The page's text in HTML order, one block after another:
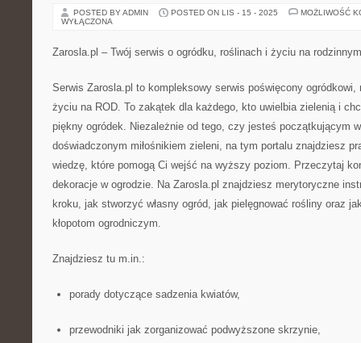
POSTED BY ADMIN POSTED ON LIS - 15 - 2025
MOŻLIWOŚĆ
WYŁĄCZONA
Zarosla.pl – Twój serwis o ogródku, roślinach i życiu na
Serwis Zarosla.pl to kompleksowy serwis poświęcony ogródkowi,
życiu na ROD. To zakątek dla każdego, kto uwielbia zielenią i
piękny ogródek. Niezależnie od tego, czy jesteś początkującym
doświadczonym miłośnikiem zieleni, na tym portalu znajdziesz
wiedzę, które pomogą Ci wejść na wyższy poziom. Przeczytaj
dekoracje w ogrodzie. Na Zarosla.pl znajdziesz merytoryczne
kroku, jak stworzyć własny ogród, jak pielęgnować rośliny oraz
kłopotom ogrodniczym.
Znajdziesz tu m.in.:
porady dotyczące sadzenia kwiatów,
przewodniki jak zorganizować podwyższone skrzynie,